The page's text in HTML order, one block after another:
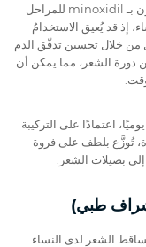
ودعم إعادة نمو الشعر. وكثيرًا ما يوصي الاختصاصيون بـ minoxidil للمراحل
إذ قد يُعيق الاستخدامُ
من خلال تحسين تدفّق الدم
دورة الشعر، مما يمكن أن
اعتمادًا على التركيبة
تُوزَّع بلطف على فروة
بصيلات الشعر.
طبي)
الشعر لدى النساء